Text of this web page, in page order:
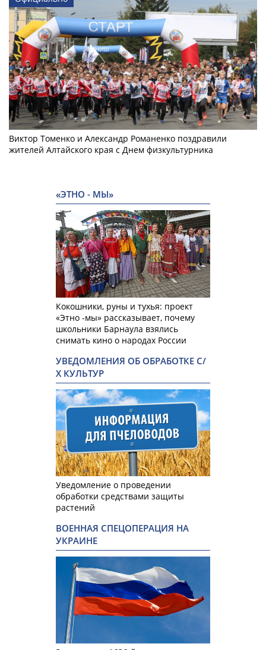
Виктор Томенко и Александр Романенко поздравили
жителей Алтайского края с Днем физкультурника
«ЭТНО - МЫ»
Кокошники, руны и тухья: проект
«Этно -мы» рассказывает, почему
школьники Барнаула взялись
снимать кино о народах России
УВЕДОМЛЕНИЯ ОБ ОБРАБОТКЕ С/
Х КУЛЬТУР
Уведомление о проведении
обработки средствами защиты
растений
ВОЕННАЯ СПЕЦОПЕРАЦИЯ НА
УКРАИНЕ